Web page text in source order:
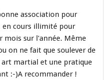
association pour
en cours illimité pour
mois sur l'année. Même
on ne fait que soulever de
martial et une pratique
:-)A recommander !